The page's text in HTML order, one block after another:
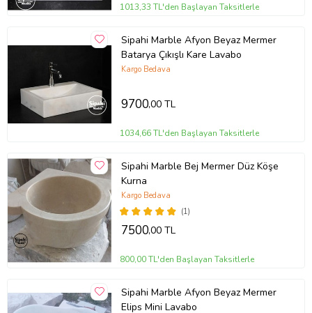
1013,33 TL'den Başlayan Taksitlerle
Sipahi Marble Afyon Beyaz Mermer
Batarya Çıkışlı Kare Lavabo
Kargo Bedava
9700,00 TL
1034,66 TL'den Başlayan Taksitlerle
Sipahi Marble Bej Mermer Düz Köşe
Kurna
(1)
Kargo Bedava
7500,00 TL
800,00 TL'den Başlayan Taksitlerle
Sipahi Marble Afyon Beyaz Mermer
Elips Mini Lavabo